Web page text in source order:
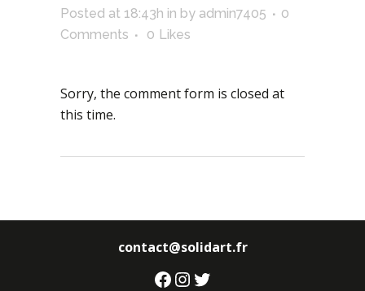
Posted at 18:43h in by admin7405
0
Comments
0 Likes
Sorry, the comment form is closed at
this time.
contact@solidart.fr
Facebook
Instagram
Twitter